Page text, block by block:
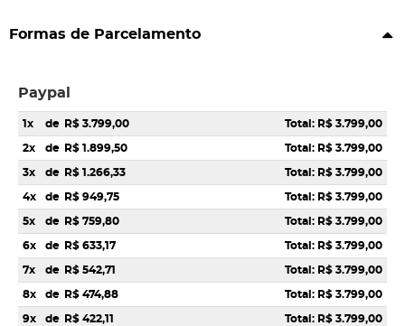
Formas de Parcelamento
Paypal
1x de R$ 3.799,00 Total: R$ 3.799,00
2x de R$ 1.899,50 Total: R$ 3.799,00
3x de R$ 1.266,33 Total: R$ 3.799,00
4x de R$ 949,75 Total: R$ 3.799,00
5x de R$ 759,80 Total: R$ 3.799,00
6x de R$ 633,17 Total: R$ 3.799,00
7x de R$ 542,71 Total: R$ 3.799,00
8x de R$ 474,88 Total: R$ 3.799,00
9x de R$ 422,11 Total: R$ 3.799,00